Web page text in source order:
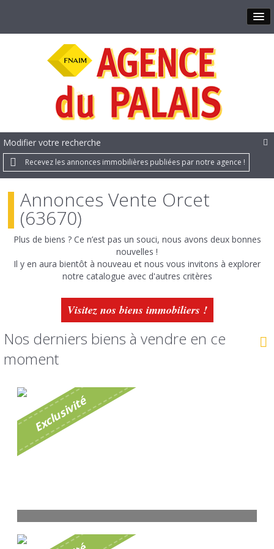
Modifier votre recherche
Recevez les annonces immobilières publiées par notre agence !
Annonces Vente Orcet
(63670)
Plus de biens ? Ce n’est pas un souci, nous avons deux bonnes
nouvelles !
Il y en aura bientôt à nouveau et nous vous invitons à explorer
notre catalogue avec d'autres critères
Visitez nos biens immobiliers !
Nos derniers biens à vendre en ce
moment
E
x
c
l
u
s
i
v
i
t
é
Terrain BROMONT LAMOTHE